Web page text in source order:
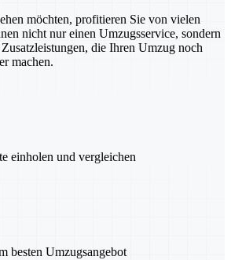
möchten, profitieren Sie von vielen
nicht nur einen Umzugsservice, sondern
die Ihren Umzug noch
machen.
einholen und vergleichen
besten Umzugsangebot